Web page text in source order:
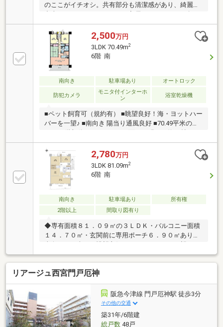
のここがイチオシ。共有部分も清潔感があり、綺麗な
の方も安心してお問い合わせください。こちらはリノ
ベーショ
2,500万円
3LDK 70.49m2
6階 南
南向き 駐車場あり オートロック
防犯カメラ
モニタ付インターホ
ン
浴室乾燥機
■ペット飼育可（規約有） ■眺望良好！海・ヨットハー
バーを一望♪ ■南向き 陽当り通風良好 ■70.49平米の
2,780万円
3LDK 81.09m2
6階 南
南向き 駐車場あり
所有権
2階以上
間取り図有り
◆専有面積８１．０９㎡の３ＬＤＫ・バルコニー面積
１４．７０㎡・玄関前に専用ポーチ６．９０㎡あり◆
す／天候によります。新西宮ヨットハーバーまで約２
４０ｍ）◆ＬＤＫのリビングはガス温水式床暖房付。
◆１４０ｃｍ×１８０ｃｍサイズの窓ありの浴室には
浴室暖房乾燥機付。◆ペット飼育可（飼育細則あり）
リアージュ西宮門戸厄神
阪急今津線 門戸厄神駅 徒歩3分
その他の交通
築31年/6階建
総戸数48戸